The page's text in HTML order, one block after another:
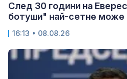
След 30 години на
ботуши" най-сетне може
16:13 • 08.08.26